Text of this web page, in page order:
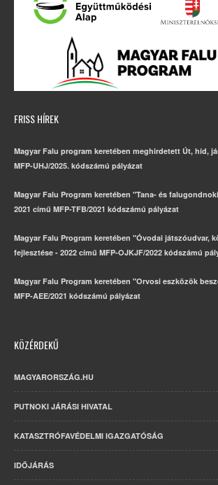
FRISS HÍREK
Magyar Falu program keretében meghirdetett Út, híd,
MFP-UHJ/2025. kódszámú pályázat
Magyar Falu Program keretében "Tana- és
2021 című MFP-TFB/2021 kódszámú pályázat
Magyar Falu Program keretében "Óvodai játszóudvar,
fejlesztése - 2022 című MFP-OJKJF/2022 kódszámú
Magyar Falu Program keretében "Orvosi eszközök
MFP-AEE/2021 kódszámú pályázat
KÖZÉRDEKŰ
MAGYARORSZÁG.HU
PUTNOKI JÁRÁSI HIVATAL
KATASZTRÓFAVÉDELMI IGAZGATÓSÁG
IDŐJÁRÁS